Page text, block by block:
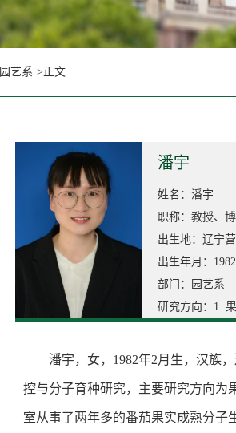
园艺系 > 正文
潘宇
姓名：潘宇
职称：教授、
出生地：辽宁
出生年月：
部门：园艺系
研究方向：1.
潘宇，女，1982年2月生，汉族
控与分子育种研究，主要研究方向为
室从事了两年多的番茄果实成熟分子